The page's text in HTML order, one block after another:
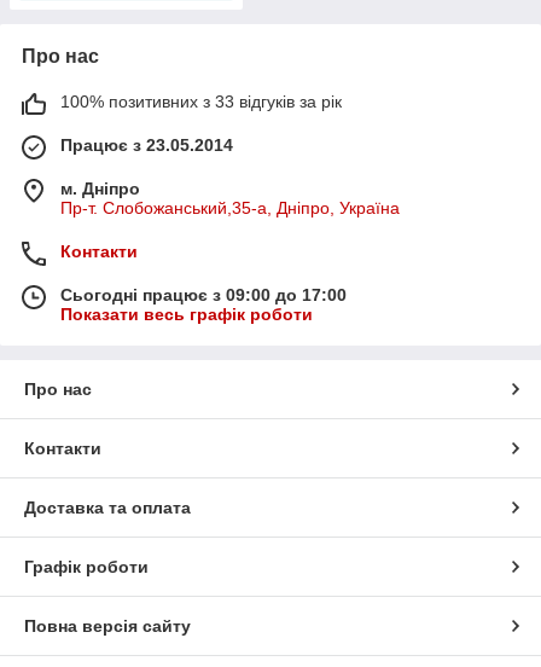
Про нас
100% позитивних з 33 відгуків за рік
Працює з 23.05.2014
м. Дніпро
Пр-т. Слобожанський,35-а, Дніпро, Україна
Контакти
Сьогодні працює з 09:00 до 17:00
Показати весь графік роботи
Про нас
Контакти
Доставка та оплата
Графік роботи
Повна версія сайту